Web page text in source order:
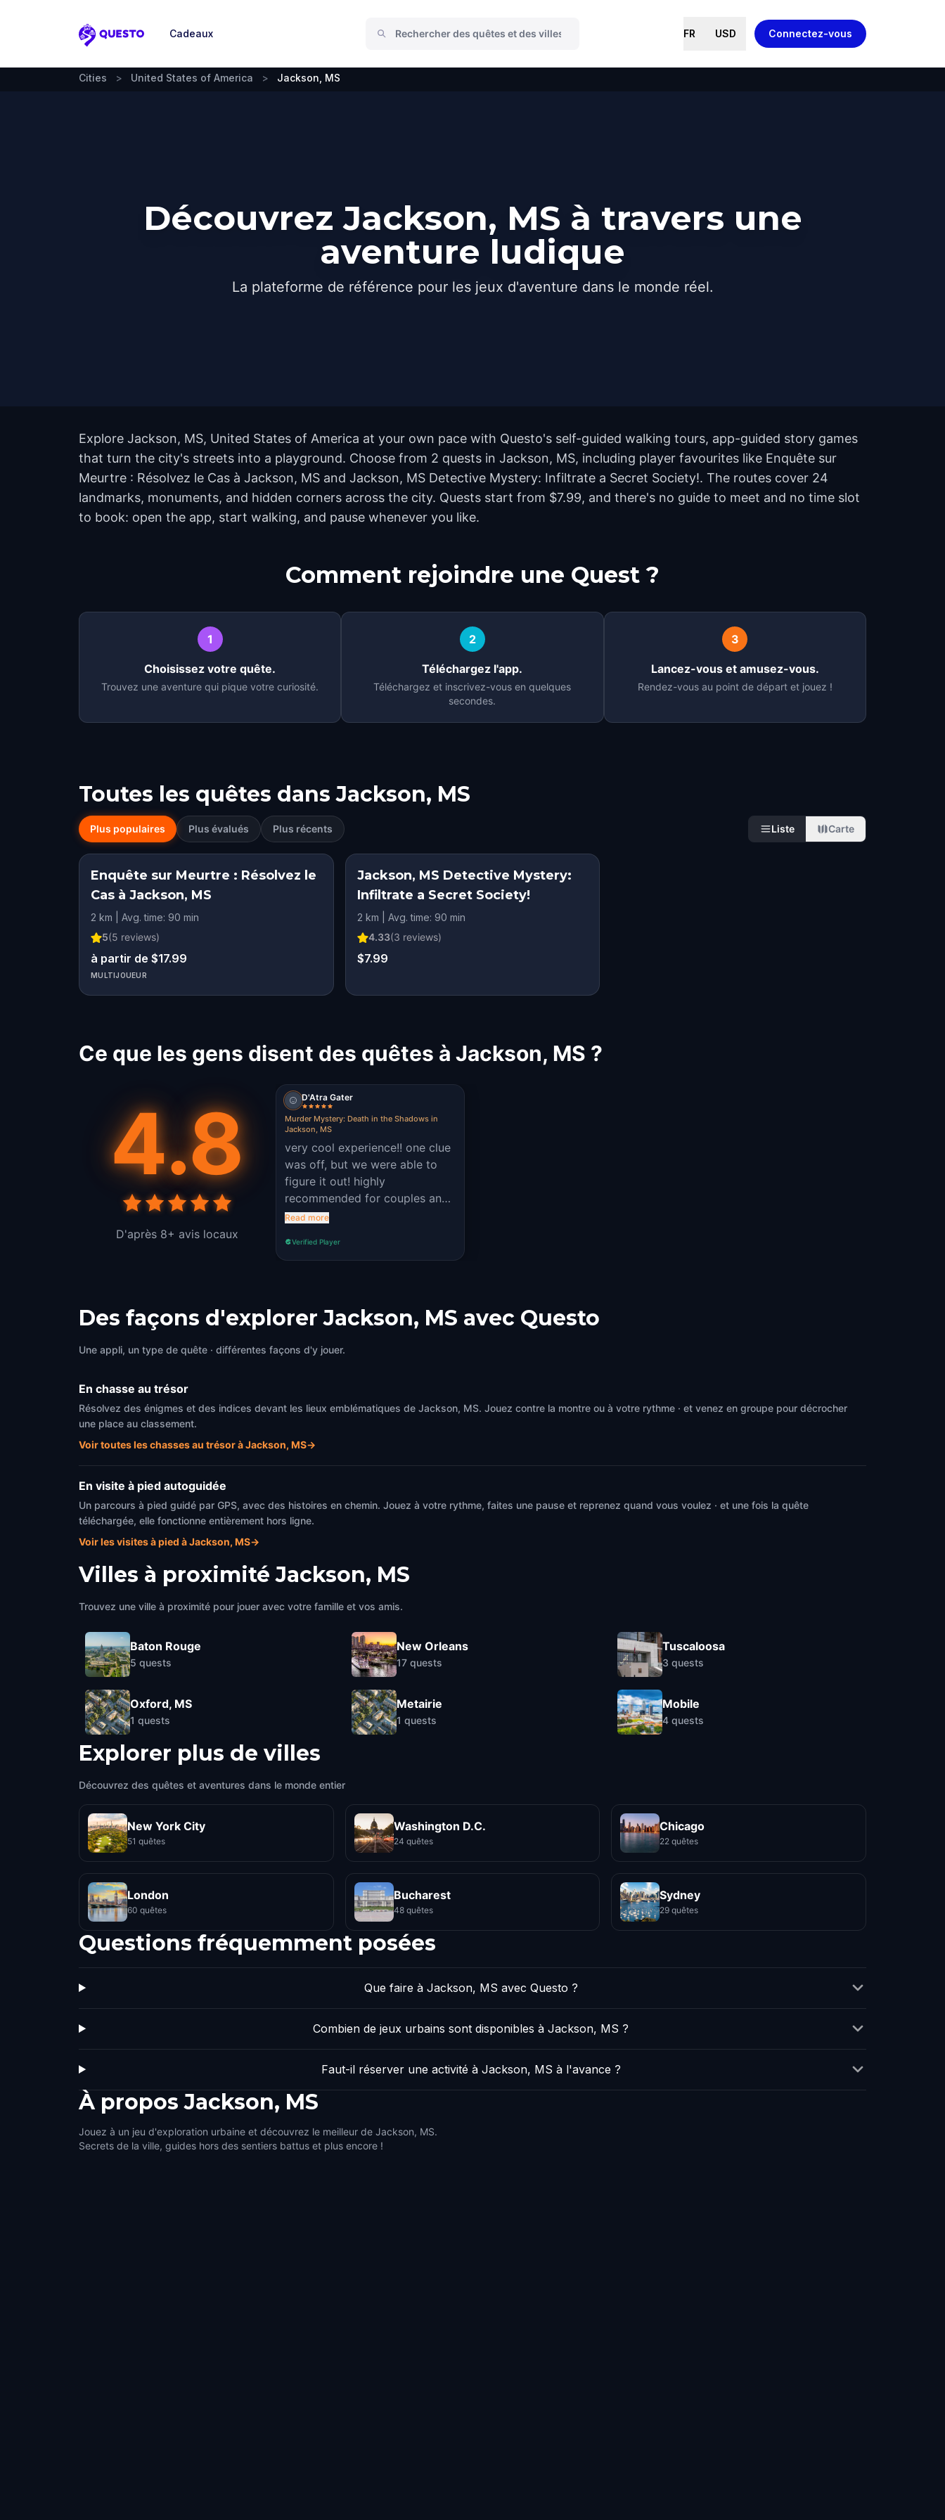
Questo
Cadeaux FR USD Connectez-vous
Cities > United States of America > Jackson, MS
Découvrez Jackson, MS à travers une
aventure ludique
La plateforme de référence pour les jeux d'aventure dans le monde réel.
Explore Jackson, MS, United States of America at your own pace with Questo's self-guided walking tours, app-guided story games
that turn the city's streets into a playground. Choose from 2 quests in Jackson, MS, including player favourites like Enquête sur
Meurtre : Résolvez le Cas à Jackson, MS and Jackson, MS Detective Mystery: Infiltrate a Secret Society!. The routes cover 24
landmarks, monuments, and hidden corners across the city. Quests start from $7.99, and there's no guide to meet and no time slot
to book: open the app, start walking, and pause whenever you like.
Comment rejoindre une Quest ?
1
Choisissez votre quête.
Trouvez une aventure qui pique votre curiosité.
2
Téléchargez l'app.
Téléchargez et inscrivez-vous en quelques
secondes.
3
Lancez-vous et amusez-vous.
Rendez-vous au point de départ et jouez !
Toutes les quêtes dans Jackson, MS
Plus populaires Plus évalués Plus récents Liste Carte
Enquête sur Meurtre : Résolvez le
Cas à Jackson, MS
2 km | Avg. time: 90 min
5(5 reviews)
à partir de $17.99
MULTIJOUEUR
Jackson, MS Detective Mystery:
Infiltrate a Secret Society!
2 km | Avg. time: 90 min
4.33(3 reviews)
$7.99
Ce que les gens disent des quêtes à Jackson, MS ?
4.8
D'après 8+ avis locaux
D'Atra Gater
Murder Mystery: Death in the Shadows in
Jackson, MS
very cool experience!! one clue
was off, but we were able to
figure it out! highly
recommended for couples and
friend groups!!
Read more
Verified Player
Des façons d'explorer Jackson, MS avec Questo
Une appli, un type de quête · différentes façons d'y jouer.
En chasse au trésor
Résolvez des énigmes et des indices devant les lieux emblématiques de Jackson, MS. Jouez contre la montre ou à votre rythme · et venez en groupe pour décrocher
une place au classement.
Voir toutes les chasses au trésor à Jackson, MS→
En visite à pied autoguidée
Un parcours à pied guidé par GPS, avec des histoires en chemin. Jouez à votre rythme, faites une pause et reprenez quand vous voulez · et une fois la quête
téléchargée, elle fonctionne entièrement hors ligne.
Voir les visites à pied à Jackson, MS→
Villes à proximité Jackson, MS
Trouvez une ville à proximité pour jouer avec votre famille et vos amis.
Baton Rouge
5 quests
Oxford, MS
1 quests
New Orleans
17 quests
Metairie
1 quests
Tuscaloosa
3 quests
Mobile
4 quests
Explorer plus de villes
Découvrez des quêtes et aventures dans le monde entier
New York City
51 quêtes
Washington D.C.
24 quêtes
Chicago
22 quêtes
London
60 quêtes
Bucharest
48 quêtes
Sydney
29 quêtes
Questions fréquemment posées
Que faire à Jackson, MS avec Questo ?
Combien de jeux urbains sont disponibles à Jackson, MS ?
Faut-il réserver une activité à Jackson, MS à l'avance ?
À propos Jackson, MS
Jouez à un jeu d'exploration urbaine et découvrez le meilleur de Jackson, MS.
Secrets de la ville, guides hors des sentiers battus et plus encore !